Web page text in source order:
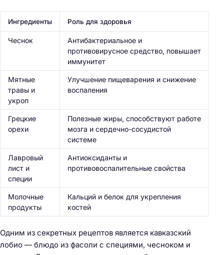
Ингредиенты Роль для здоровья
Чеснок
Антибактериальное и
противовирусное средство, повышает
иммунитет
Мятные
травы и
укроп
Улучшение пищеварения и снижение
воспаления
Грецкие
орехи
Полезные жиры, способствуют работе
мозга и сердечно-сосудистой
системе
Лавровый
лист и
специи
Антиоксиданты и
противовоспалительные свойства
Молочные
продукты
Кальций и белок для укрепления
костей
Одним из секретных рецептов является кавказский
лобио — блюдо из фасоли с специями, чесноком и